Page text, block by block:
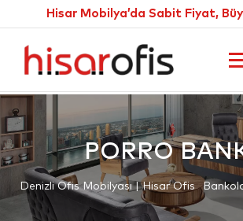
Hisar Mobilya’da Sabit Fiyat,
PORRO
Denizli Ofis Mobilyası | Hisar Ofis